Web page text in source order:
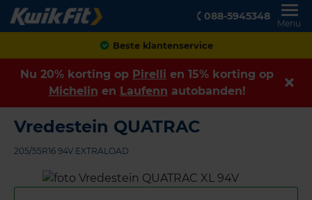
088-5945348
Menu
Achteraf betalen
Nu 20% korting op Pirelli en 15% korting op
Michelin en Laufenn autobanden!
Vredestein QUATRAC
205/55R16 94V EXTRALOAD